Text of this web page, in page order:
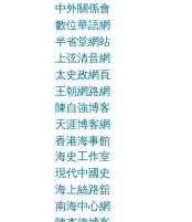
中外關係會
數位華語網
半省堂網站
上弦清音網
太史政網頁
王朝網路網
陳自強博客
天涯博客網
香港海事館
海史工作室
現代中國史
海上絲路舘
南海中心網